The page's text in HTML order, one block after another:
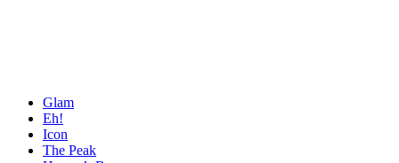
Glam
Eh!
Icon
The Peak